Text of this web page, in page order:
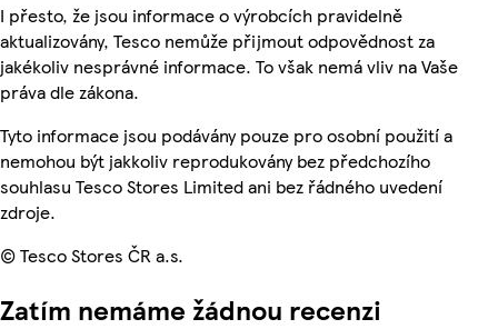
I přesto, že jsou informace o výrobcích pravidelně
aktualizovány, Tesco nemůže přijmout odpovědnost za
jakékoliv nesprávné informace. To však nemá vliv na Vaše
práva dle zákona.
Tyto informace jsou podávány pouze pro osobní použití a
nemohou být jakkoliv reprodukovány bez předchozího
souhlasu Tesco Stores Limited ani bez řádného uvedení
zdroje.
© Tesco Stores ČR a.s.
Zatím nemáme žádnou recenzi